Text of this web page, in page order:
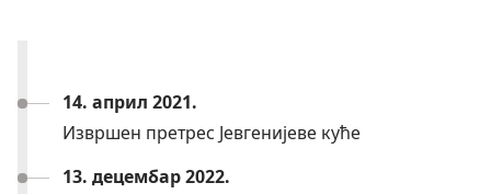
14. април 2021.
Извршен претрес Јевгенијеве куће
13. децембар 2022.